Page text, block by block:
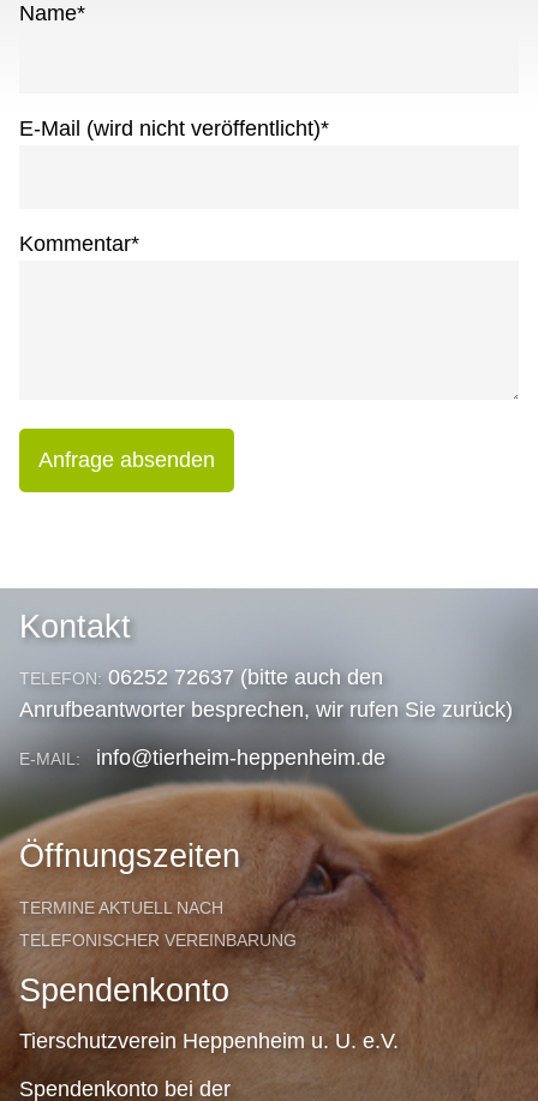
Name*
E-Mail (wird nicht veröffentlicht)*
Kommentar*
Anfrage absenden
Kontakt
TELEFON: 06252 72637 (bitte auch den
Anrufbeantworter besprechen, wir rufen Sie zurück)
E-MAIL: info@tierheim-heppenheim.de
Öffnungszeiten
TERMINE AKTUELL NACH
TELEFONISCHER VEREINBARUNG
Spendenkonto
Tierschutzverein Heppenheim u. U. e.V.
Spendenkonto bei der